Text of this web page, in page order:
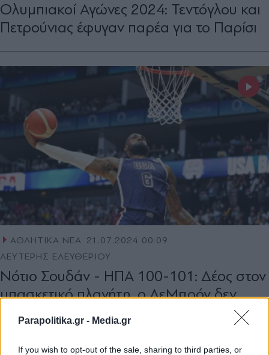
Parapolitika.gr - Media.gr
If you wish to opt-out of the sale, sharing to third parties, or
Ολυμπιακοί Αγώνες 2024: Τεντόγλου και
Πετρούνιας έφυγαν παρέα για το Παρίσι
ΑΘΛΗΤΙΚΑ ΝΕΑ 21.07.2024 00:09
ΛΕΥΤΕΡΗΣ ΕΛΕΥΘΕΡΙΟΥ
Νότιο Σουδάν - ΗΠΑ 100-101: Δέος στον
μπασκετικό πλανήτη, ο ΛεΜπρόν δεν
άφησε το θαύμα